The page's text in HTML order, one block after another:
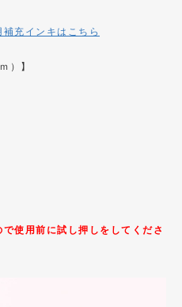
補充インキはこちら
）】
使用前に試し押しをしてくださ